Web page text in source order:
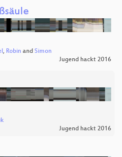
, Robin and Simon
Jugend hackt 2016
Jugend hackt 2016